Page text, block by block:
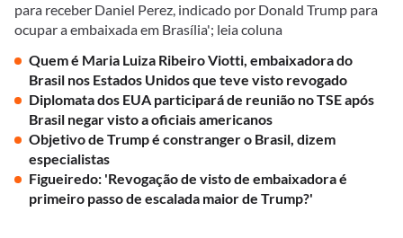
para receber Daniel Perez, indicado por Donald Trump para
ocupar a embaixada em Brasília'; leia coluna
Quem é Maria Luiza Ribeiro Viotti, embaixadora do
Brasil nos Estados Unidos que teve visto revogado
Diplomata dos EUA participará de reunião no TSE após
Brasil negar visto a oficiais americanos
Objetivo de Trump é constranger o Brasil, dizem
especialistas
Figueiredo: 'Revogação de visto de embaixadora é
primeiro passo de escalada maior de Trump?'